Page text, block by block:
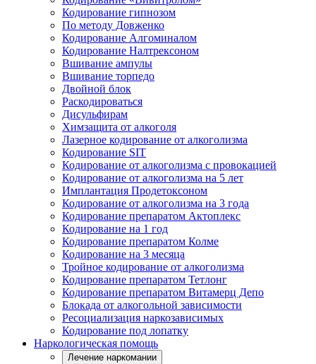
Кодирование гипнозом
По методу Довженко
Кодирование Алгоминалом
Кодирование Налтрексоном
Вшивание ампулы
Вшивание торпедо
Двойной блок
Раскодироваться
Дисульфирам
Химзащита от алкоголя
Лазерное кодирование от алкоголизма
Кодирование SIT
Кодирование от алкоголизма с провокацией
Кодирование от алкоголизма на 5 лет
Имплантация Продетоксоном
Кодирование от алкоголизма на 3 года
Кодирование препаратом Актоплекс
Кодирование на 1 год
Кодирование препаратом Колме
Кодирование на 3 месяца
Тройное кодирование от алкоголизма
Кодирование препаратом Тетлонг
Кодирование препаратом Витамерц Депо
Блокада от алкогольной зависимости
Ресоциализация наркозависимых
Кодирование под лопатку
Наркологическая помощь
Лечение наркомании